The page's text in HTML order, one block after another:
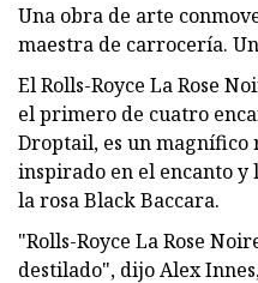
Una obra de arte
maestra de carrocería.
El Rolls-Royce La Rose
el primero de cuatro
Droptail, es un magnífico
inspirado en el encanto
la rosa Black Baccara.
"Rolls-Royce La Rose
destilado", dijo Alex